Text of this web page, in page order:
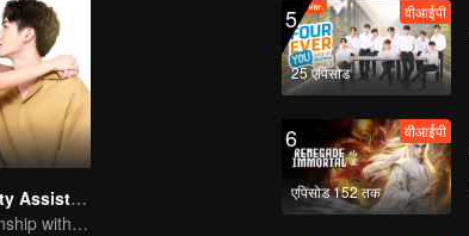
My Naughty Assistant
In a relationship with an idol
5
25 एपिसोड
वीआईपी
6
एपिसोड 152 तक
वीआईपी